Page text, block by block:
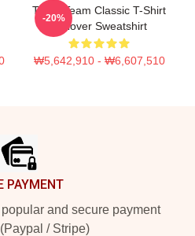
The A Team Classic T-Shirt
Pullover Sweatshirt
₩5,642,910 - ₩6,607,510
-20%
PAYMENT
and secure payment
/ Stripe)